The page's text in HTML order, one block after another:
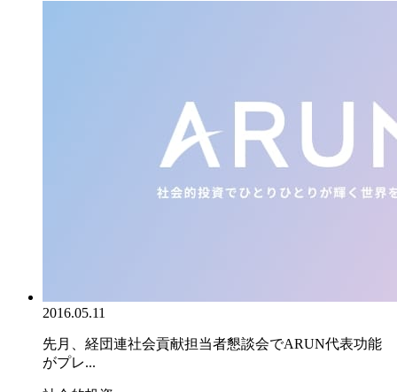
2016.05.11
先月、経団連社会貢献担当者懇談会でARUN代表功能
がプレ...